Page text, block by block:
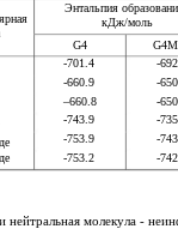
Энтальпия
кДж/моль
G4
-701.4
-
-660.9
-
–660.8
-
-743.9
-
-753.9
-
-753.2 -
нейтральная молекула -